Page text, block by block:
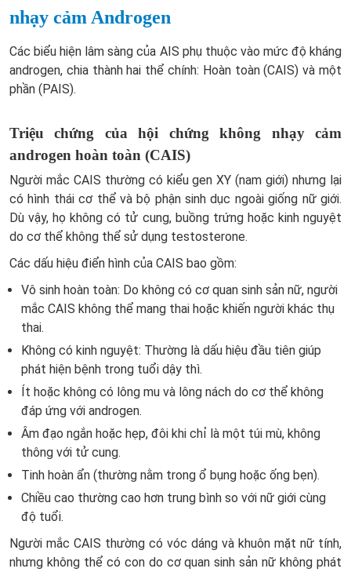
nhạy cảm Androgen
Các biểu hiện lâm sàng của AIS phụ thuộc vào mức độ kháng
androgen, chia thành hai thể chính: Hoàn toàn (CAIS) và một
phần (PAIS).
Triệu chứng của hội chứng không nhạy cảm
androgen hoàn toàn (CAIS)
Người mắc CAIS thường có kiểu gen XY (nam giới) nhưng lại
có hình thái cơ thể và bộ phận sinh dục ngoài giống nữ giới.
Dù vậy, họ không có tử cung, buồng trứng hoặc kinh nguyệt
do cơ thể không thể sử dụng testosterone.
Các dấu hiệu điển hình của CAIS bao gồm:
Vô sinh hoàn toàn: Do không có cơ quan sinh sản nữ, người
mắc CAIS không thể mang thai hoặc khiến người khác thụ
thai.
Không có kinh nguyệt: Thường là dấu hiệu đầu tiên giúp
phát hiện bệnh trong tuổi dậy thì.
Ít hoặc không có lông mu và lông nách do cơ thể không
đáp ứng với androgen.
Âm đạo ngắn hoặc hẹp, đôi khi chỉ là một túi mù, không
thông với tử cung.
Tinh hoàn ẩn (thường nằm trong ổ bụng hoặc ống bẹn).
Chiều cao thường cao hơn trung bình so với nữ giới cùng
độ tuổi.
Người mắc CAIS thường có vóc dáng và khuôn mặt nữ tính,
nhưng không thể có con do cơ quan sinh sản nữ không phát